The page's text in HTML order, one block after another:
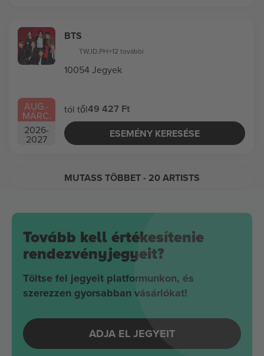
AUG.-
MÁRC.
2026-
2027
BTS
TW,ID,PH+12 további
10054 Jegyek
tól től49 427 Ft
ESEMÉNY KERESÉSE
MUTASS TÖBBET- 20 ARTISTS
Tovább kell értékesítenie
rendezvényjegyeit?
Töltse fel jegyeit platformunkon, és
szerezzen gyorsabban vásárlókat!
ADJA EL JEGYEIT